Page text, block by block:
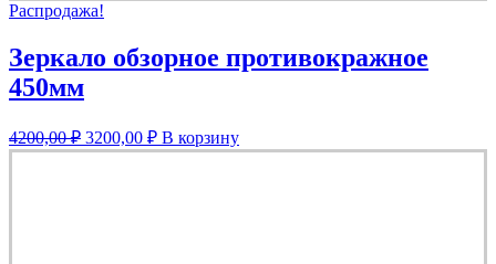
Распродажа!
Зеркало обзорное противокражное
450мм
4200,00₽ Первоначальная
цена
3200,00 ₽Текущая
цена:
В корзину